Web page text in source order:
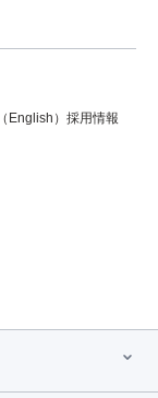
English） 採用情報